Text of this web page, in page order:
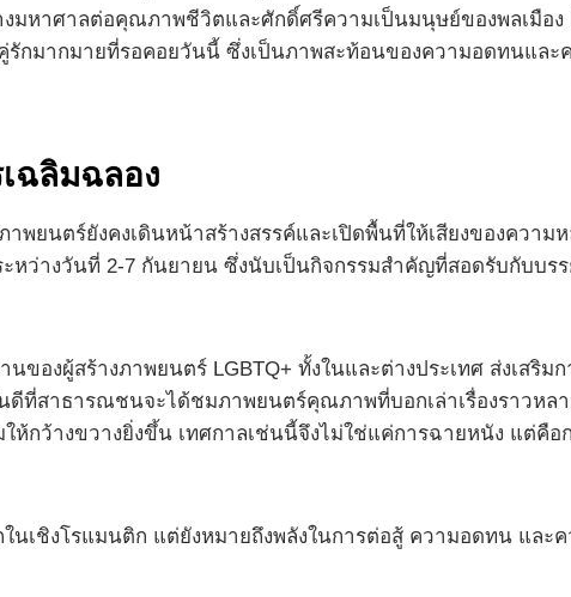
มหาศาลต่อคุณภาพชีวิตและศักดิ์ศรีความเป็นมนุษย์ของพลเมือง
รักมากมายที่รอคอยวันนี้ ซึ่งเป็นภาพสะท้อนของความอดทนและ
ฉลิมฉลอง
ยนตร์ยังคงเดินหน้าสร้างสรรค์และเปิดพื้นที่ให้เสียงของความ
หว่างวันที่ 2-7 กันยายน ซึ่งนับเป็นกิจกรรมสำคัญที่สอดรับกับบร
ของผู้สร้างภาพยนตร์ LGBTQ+ ทั้งในและต่างประเทศ ส่งเสริม
ที่สาธารณชนจะได้ชมภาพยนตร์คุณภาพที่บอกเล่าเรื่องราวห
ห้กว้างขวางยิ่งขึ้น เทศกาลเช่นนี้จึงไม่ใช่แค่การฉายหนัง แต่คื
เชิงโรแมนติก แต่ยังหมายถึงพลังในการต่อสู้ ความอดทน และ